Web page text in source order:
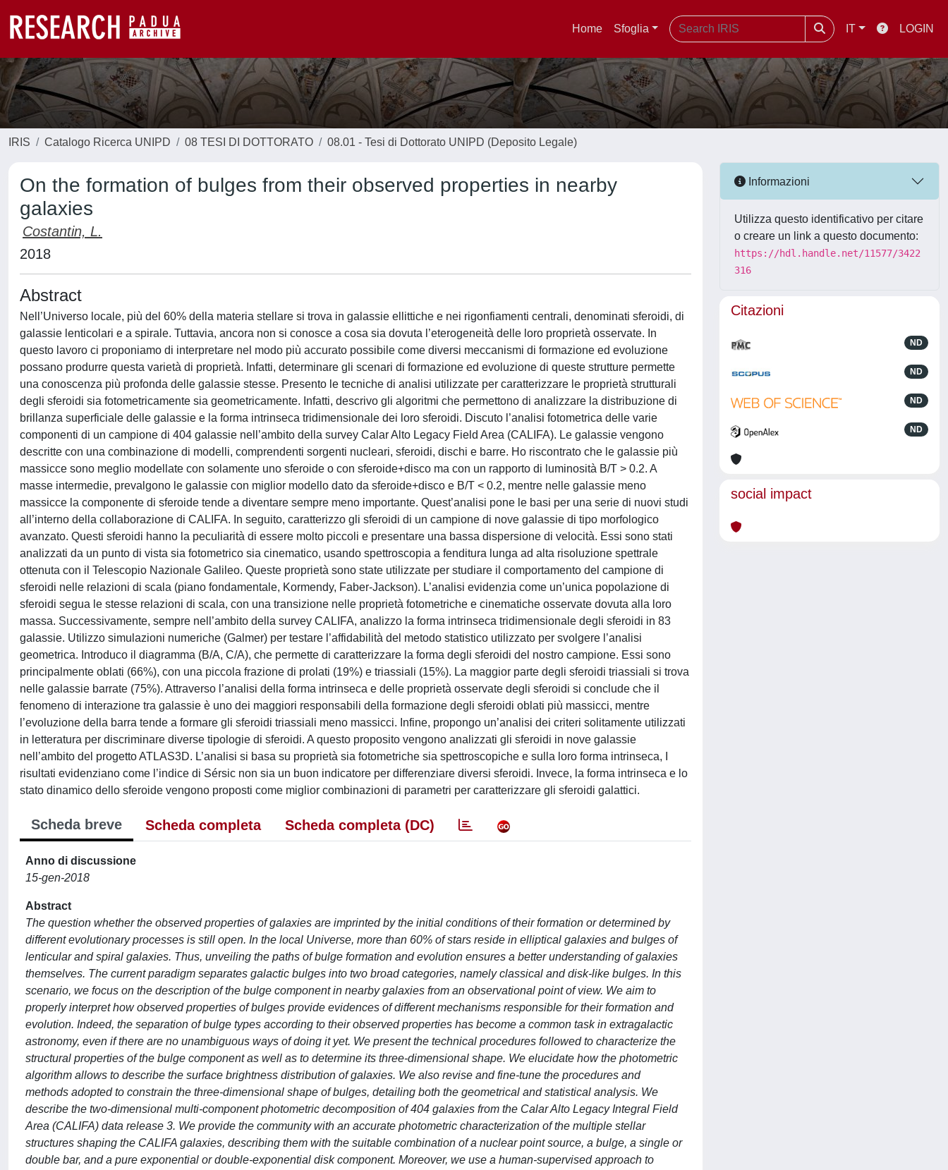
Home Sfoglia IT LOGIN
IRIS Catalogo Ricerca UNIPD 08 TESI DI DOTTORATO 08.01 - Tesi di Dottorato UNIPD (Deposito Legale)
On the formation of bulges from their observed properties in nearby
galaxies
Costantin, L.
2018
Abstract
Nell’Universo locale, più del 60% della materia stellare si trova in galassie ellittiche e nei rigonfiamenti centrali, denominati sferoidi, di
galassie lenticolari e a spirale. Tuttavia, ancora non si conosce a cosa sia dovuta l’eterogeneità delle loro proprietà osservate. In
questo lavoro ci proponiamo di interpretare nel modo più accurato possibile come diversi meccanismi di formazione ed evoluzione
possano produrre questa varietà di proprietà. Infatti, determinare gli scenari di formazione ed evoluzione di queste strutture permette
una conoscenza più profonda delle galassie stesse. Presento le tecniche di analisi utilizzate per caratterizzare le proprietà strutturali
degli sferoidi sia fotometricamente sia geometricamente. Infatti, descrivo gli algoritmi che permettono di analizzare la distribuzione di
brillanza superficiale delle galassie e la forma intrinseca tridimensionale dei loro sferoidi. Discuto l’analisi fotometrica delle varie
componenti di un campione di 404 galassie nell’ambito della survey Calar Alto Legacy Field Area (CALIFA). Le galassie vengono
descritte con una combinazione di modelli, comprendenti sorgenti nucleari, sferoidi, dischi e barre. Ho riscontrato che le galassie più
massicce sono meglio modellate con solamente uno sferoide o con sferoide+disco ma con un rapporto di luminosità B/T > 0.2. A
masse intermedie, prevalgono le galassie con miglior modello dato da sferoide+disco e B/T < 0.2, mentre nelle galassie meno
massicce la componente di sferoide tende a diventare sempre meno importante. Quest’analisi pone le basi per una serie di nuovi studi
all’interno della collaborazione di CALIFA. In seguito, caratterizzo gli sferoidi di un campione di nove galassie di tipo morfologico
avanzato. Questi sferoidi hanno la peculiarità di essere molto piccoli e presentare una bassa dispersione di velocità. Essi sono stati
analizzati da un punto di vista sia fotometrico sia cinematico, usando spettroscopia a fenditura lunga ad alta risoluzione spettrale
ottenuta con il Telescopio Nazionale Galileo. Queste proprietà sono state utilizzate per studiare il comportamento del campione di
sferoidi nelle relazioni di scala (piano fondamentale, Kormendy, Faber-Jackson). L’analisi evidenzia come un’unica popolazione di
sferoidi segua le stesse relazioni di scala, con una transizione nelle proprietà fotometriche e cinematiche osservate dovuta alla loro
massa. Successivamente, sempre nell’ambito della survey CALIFA, analizzo la forma intrinseca tridimensionale degli sferoidi in 83
galassie. Utilizzo simulazioni numeriche (Galmer) per testare l’affidabilità del metodo statistico utilizzato per svolgere l’analisi
geometrica. Introduco il diagramma (B/A, C/A), che permette di caratterizzare la forma degli sferoidi del nostro campione. Essi sono
principalmente oblati (66%), con una piccola frazione di prolati (19%) e triassiali (15%). La maggior parte degli sferoidi triassiali si trova
nelle galassie barrate (75%). Attraverso l’analisi della forma intrinseca e delle proprietà osservate degli sferoidi si conclude che il
fenomeno di interazione tra galassie è uno dei maggiori responsabili della formazione degli sferoidi oblati più massicci, mentre
l’evoluzione della barra tende a formare gli sferoidi triassiali meno massicci. Infine, propongo un’analisi dei criteri solitamente utilizzati
in letteratura per discriminare diverse tipologie di sferoidi. A questo proposito vengono analizzati gli sferoidi in nove galassie
nell’ambito del progetto ATLAS3D. L’analisi si basa su proprietà sia fotometriche sia spettroscopiche e sulla loro forma intrinseca, I
risultati evidenziano come l’indice di Sérsic non sia un buon indicatore per differenziare diversi sferoidi. Invece, la forma intrinseca e lo
stato dinamico dello sferoide vengono proposti come miglior combinazioni di parametri per caratterizzare gli sferoidi galattici.
Scheda breve Scheda completa Scheda completa (DC)
Anno di discussione
15-gen-2018
Abstract
The question whether the observed properties of galaxies are imprinted by the initial conditions of their formation or determined by
different evolutionary processes is still open. In the local Universe, more than 60% of stars reside in elliptical galaxies and bulges of
lenticular and spiral galaxies. Thus, unveiling the paths of bulge formation and evolution ensures a better understanding of galaxies
themselves. The current paradigm separates galactic bulges into two broad categories, namely classical and disk-like bulges. In this
scenario, we focus on the description of the bulge component in nearby galaxies from an observational point of view. We aim to
properly interpret how observed properties of bulges provide evidences of different mechanisms responsible for their formation and
evolution. Indeed, the separation of bulge types according to their observed properties has become a common task in extragalactic
astronomy, even if there are no unambiguous ways of doing it yet. We present the technical procedures followed to characterize the
structural properties of the bulge component as well as to determine its three-dimensional shape. We elucidate how the photometric
algorithm allows to describe the surface brightness distribution of galaxies. We also revise and fine-tune the procedures and
methods adopted to constrain the three-dimensional shape of bulges, detailing both the geometrical and statistical analysis. We
describe the two-dimensional multi-component photometric decomposition of 404 galaxies from the Calar Alto Legacy Integral Field
Area (CALIFA) data release 3. We provide the community with an accurate photometric characterization of the multiple stellar
structures shaping the CALIFA galaxies, describing them with the suitable combination of a nuclear point source, a bulge, a single or
double bar, and a pure exponential or double-exponential disk component. Moreover, we use a human-supervised approach to
Informazioni
Utilizza questo identificativo per citare
o creare un link a questo documento:
https://hdl.handle.net/11577/3422
316
Citazioni
ND
ND
ND
ND
social impact